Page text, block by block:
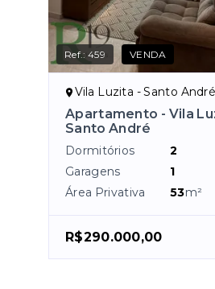
Ref.:459 VENDA
Vila Luzita - Santo
Apartamento - Vila
Santo André
Dormitórios
2
Garagens
1
Área Privativa
53m²
R$290.000,00